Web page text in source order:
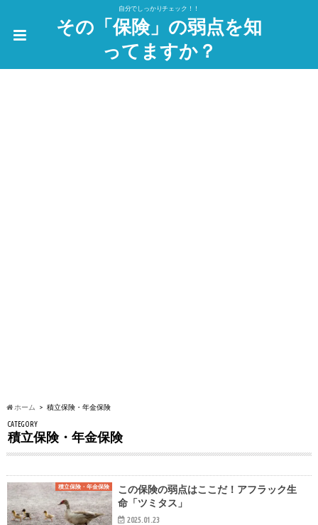
自分でしっかりチェック！！
その「保険」の弱点を知
ってますか？
ホーム 積立保険・年金保険
CATEGORY
積立保険・年金保険
積立保険・年金保険
この保険の弱点はここだ！アフラック生
命「ツミタス」
2025.01.23